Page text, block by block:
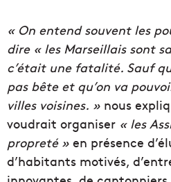
« On entend souvent les
dire « les Marseillais sont
c’était une fatalité. Sauf
pas bête et qu’on va
villes voisines. » nous
voudrait organiser « les
propreté » en présence
d’habitants motivés,